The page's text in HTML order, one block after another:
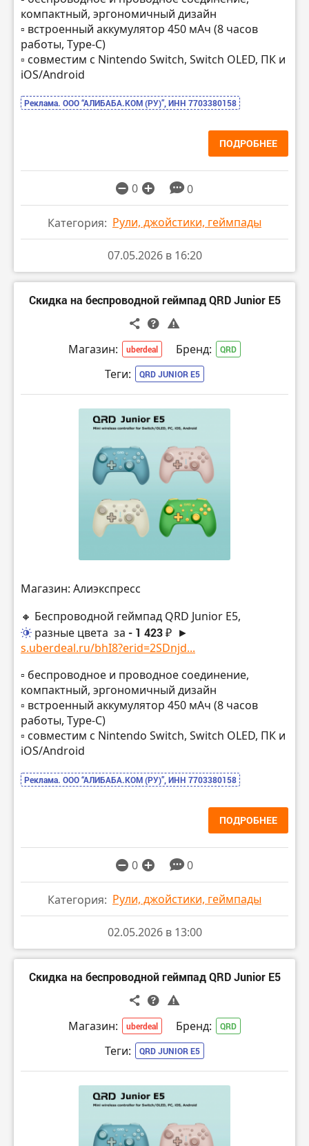
компактный, эргономичный дизайн
▫️ встроенный аккумулятор 450 мАч (8 часов
работы, Type-C)
▫️ совместим с Nintendo Switch, Switch OLED, ПК и
iOS/Android
Реклама. ООО “АЛИБАБА.КОМ (РУ)”, ИНН 7703380158
ПОДРОБНЕЕ
0 0
Категория: Рули, джойстики, геймпады
07.05.2026 в 16:20
Скидка на беспроводной геймпад QRD Junior E5
Магазин: uberdeal Бренд: QRD
Теги: QRD JUNIOR E5
Магазин: Алиэкспресс
🔸 Беспроводной геймпад QRD Junior E5,
разные цвета за - 1 423 ₽ ►
s.uberdeal.ru/bhI8?erid=2SDnjd...
▫️ беспроводное и проводное соединение,
компактный, эргономичный дизайн
▫️ встроенный аккумулятор 450 мАч (8 часов
работы, Type-C)
▫️ совместим с Nintendo Switch, Switch OLED, ПК и
iOS/Android
Реклама. ООО “АЛИБАБА.КОМ (РУ)”, ИНН 7703380158
ПОДРОБНЕЕ
0 0
Категория: Рули, джойстики, геймпады
02.05.2026 в 13:00
Скидка на беспроводной геймпад QRD Junior E5
Магазин: uberdeal Бренд: QRD
Теги: QRD JUNIOR E5